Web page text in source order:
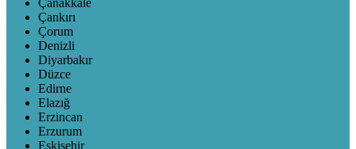
Çanakkale
Çankırı
Çorum
Denizli
Diyarbakır
Düzce
Edirne
Elazığ
Erzincan
Erzurum
Eskişehir